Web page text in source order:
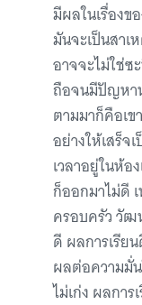
มีผลในเรื่อง
มันจะเป็นสาเ
อาจจะไม่ใช่ซ
ถือจนมีปัญหา
ตามมาก็คือเข
อย่างให้เสร็จ
เวลาอยู่ในห้อ
ก็ออกมาไม่ดี
ครอบครัว วัฒ
ดี ผลการเรีย
ผลต่อความมั่น
ไม่เก่ง ผลการ